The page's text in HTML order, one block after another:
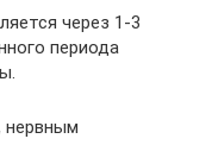
через 1-3
периода
нервным